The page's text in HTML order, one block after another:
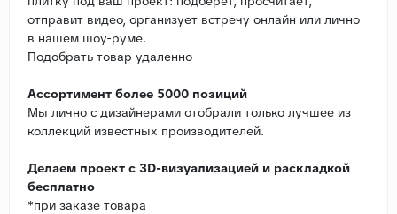
отправит видео, организует встречу онлайн или лично
в нашем шоу-руме.
Подобрать товар удаленно
Ассортимент более 5000 позиций
Мы лично с дизайнерами отобрали только лучшее из
коллекций известных производителей.
Делаем проект с 3D-визуализацией и раскладкой
бесплатно
*при заказе товара